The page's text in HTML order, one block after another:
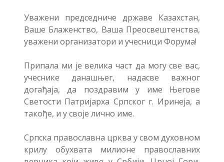
Уважени председниче државе Казахстан,
Ваше Блаженство, Ваша Преосвештенства,
уважени организатори и учесници Форума!
Припала ми је велика част да могу све вас,
учеснике данашњег, надасве важног
догађаја, да поздравим у име Његове
Светости Патријарха Српског г. Иринеја, а
такође, и у своје лично име.
Српска православна црква у свом духовном
крилу обухвата милионе православних